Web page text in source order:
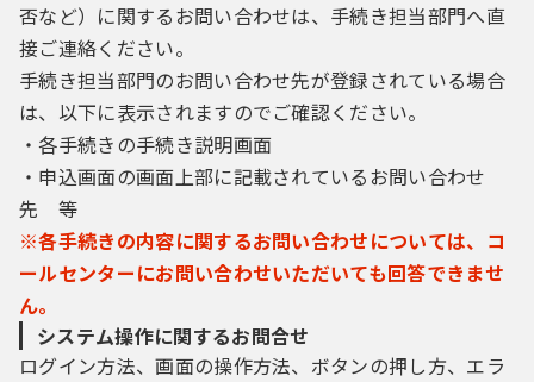
否など）に関するお問い合わせは、手続き担当部門へ直
接ご連絡ください。
手続き担当部門のお問い合わせ先が登録されている場合
は、以下に表示されますのでご確認ください。
・各手続きの手続き説明画面
・申込画面の画面上部に記載されているお問い合わせ
先 等
※各手続きの内容に関するお問い合わせについては、コ
ールセンターにお問い合わせいただいても回答できませ
ん。
システム操作に関するお問合せ
ログイン方法、画面の操作方法、ボタンの押し方、エラ